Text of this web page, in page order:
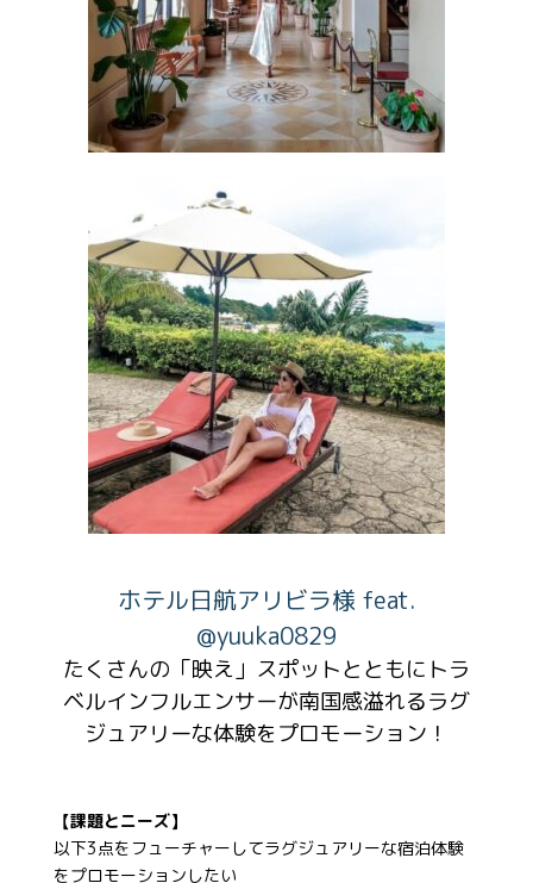
ホテル日航アリビラ様 feat.
@yuuka0829
たくさんの「映え」スポットとともにトラ
ベルインフルエンサーが南国感溢れるラグ
ジュアリーな体験をプロモーション！
【課題とニーズ】
以下3点をフューチャーしてラグジュアリーな宿泊体験
をプロモーションしたい